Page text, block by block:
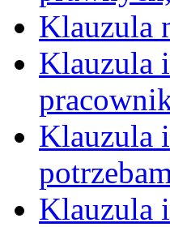
Klauzula
Klauzula
Klauzula
Klauzula